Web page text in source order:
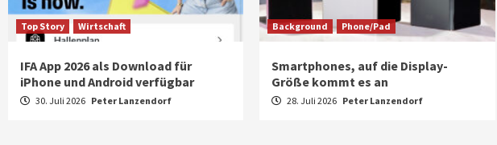
Top Story Wirtschaft
IFA App 2026 als Download für
iPhone und Android verfügbar
30. Juli 2026 Peter Lanzendorf
Background Phone/Pad
Smartphones, auf die Display-
Größe kommt es an
28. Juli 2026 Peter Lanzendorf